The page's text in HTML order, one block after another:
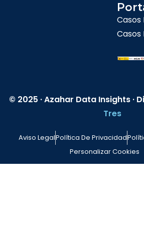
Casos
Casos
© 2025 · Azahar Data Insights ·
Tres
Aviso LegalPolítica De Privacidad
Personalizar Cookies